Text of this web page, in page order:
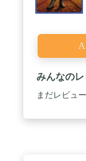
みんなの
まだレビュ